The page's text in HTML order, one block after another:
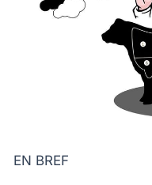
EN BREF